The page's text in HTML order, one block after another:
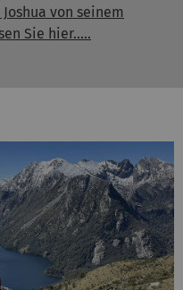
Joshua von seinem
Sie hier.....